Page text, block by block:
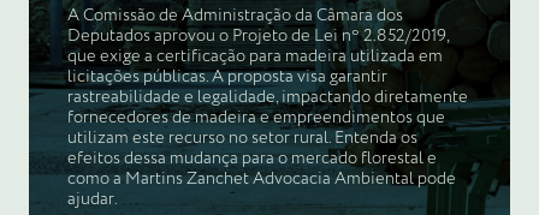
A Comissão de Administração da Câmara dos
Deputados aprovou o Projeto de Lei nº 2.852/2019,
que exige a certificação para madeira utilizada em
licitações públicas. A proposta visa garantir
rastreabilidade e legalidade, impactando diretamente
fornecedores de madeira e empreendimentos que
utilizam este recurso no setor rural. Entenda os
efeitos dessa mudança para o mercado florestal e
como a Martins Zanchet Advocacia Ambiental pode
ajudar.